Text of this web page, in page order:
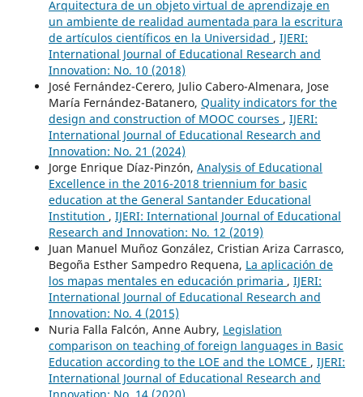
Arquitectura de un objeto virtual de aprendizaje en
un ambiente de realidad aumentada para la escritura
de artículos científicos en la Universidad , IJERI:
International Journal of Educational Research and
Innovation: No. 10 (2018)
José Fernández-Cerero, Julio Cabero-Almenara, Jose
María Fernández-Batanero, Quality indicators for the
design and construction of MOOC courses , IJERI:
International Journal of Educational Research and
Innovation: No. 21 (2024)
Jorge Enrique Díaz-Pinzón, Analysis of Educational
Excellence in the 2016-2018 triennium for basic
education at the General Santander Educational
Institution , IJERI: International Journal of Educational
Research and Innovation: No. 12 (2019)
Juan Manuel Muñoz González, Cristian Ariza Carrasco,
Begoña Esther Sampedro Requena, La aplicación de
los mapas mentales en educación primaria , IJERI:
International Journal of Educational Research and
Innovation: No. 4 (2015)
Nuria Falla Falcón, Anne Aubry, Legislation
comparison on teaching of foreign languages in Basic
Education according to the LOE and the LOMCE , IJERI:
International Journal of Educational Research and